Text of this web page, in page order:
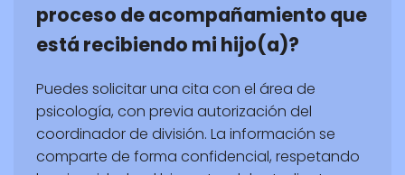
proceso de acompañamiento que
está recibiendo mi hijo(a)?
Puedes solicitar una cita con el área de
psicología, con previa autorización del
coordinador de división. La información se
comparte de forma confidencial, respetando